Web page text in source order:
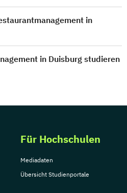
in
in Duisburg studieren
Für Hochschulen
Mediadaten
Übersicht Studienportale